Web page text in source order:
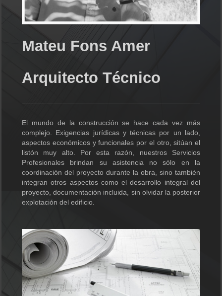
Mateu Fons Amer
Arquitecto Técnico
El mundo de la construcción se hace cada vez más
complejo. Exigencias jurídicas y técnicas por un lado,
aspectos económicos y funcionales por el otro, sitúan el
listón muy alto. Por esta razón, nuestros Servicios
Profesionales brindan su asistencia no sólo en la
coordinación del proyecto durante la obra, sino también
integran otros aspectos como el desarrollo integral del
proyecto, documentación incluida, sin olvidar la posterior
explotación del edificio.